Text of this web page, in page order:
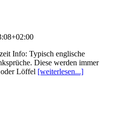
Info: Typisch englische
Diese werden immer
Löffel [weiterlesen...]